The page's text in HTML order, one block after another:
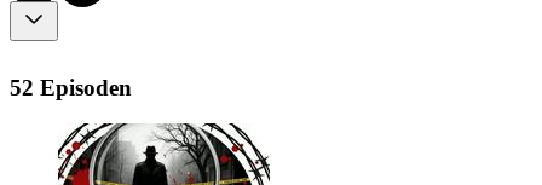
52 Episoden